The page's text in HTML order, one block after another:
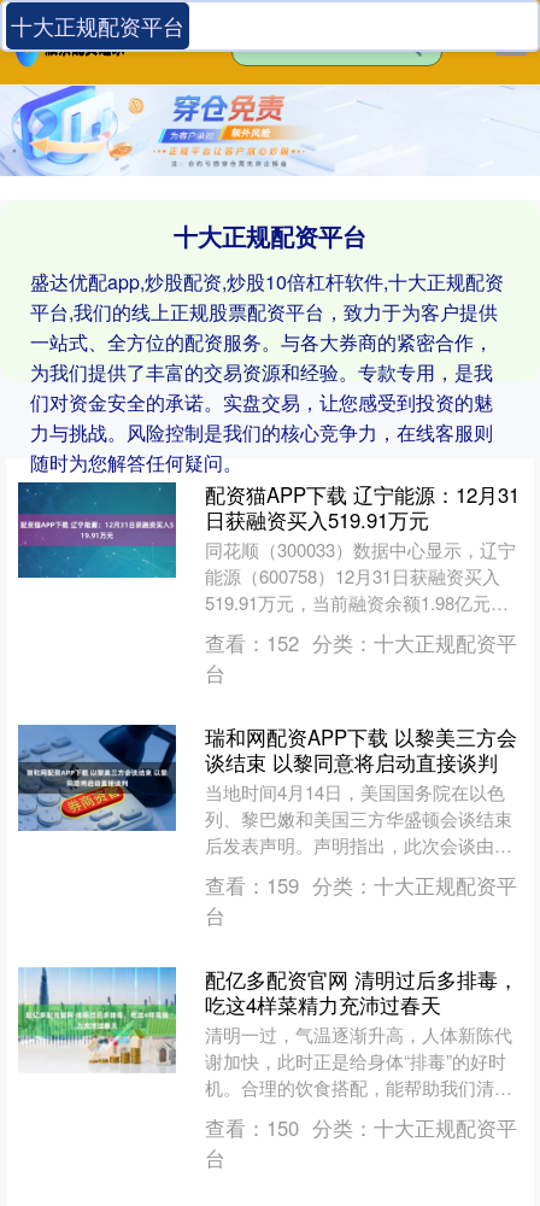
十大正规配资平台
盛达优配app,炒股配资,炒股10倍杠杆软件,十大正规配资
平台,我们的线上正规股票配资平台，致力于为客户提供
一站式、全方位的配资服务。与各大券商的紧密合作，
为我们提供了丰富的交易资源和经验。专款专用，是我
们对资金安全的承诺。实盘交易，让您感受到投资的魅
力与挑战。风险控制是我们的核心竞争力，在线客服则
随时为您解答任何疑问。
十大正规配资平台
配资猫APP下载 辽宁能源：12月31
日获融资买入519.91万元
同花顺（300033）数据中心显示，辽宁
能源（600758）12月31日获融资买入
519.91万元，当前融资余额1.98亿元，
占流通市值的4.11%，超过历史9....
查看： 152 分类： 十大正规配资平
台
瑞和网配资APP下载 以黎美三方会
谈结束 以黎同意将启动直接谈判
当地时间4月14日，美国国务院在以色
列、黎巴嫩和美国三方华盛顿会谈结束
后发表声明。声明指出，此次会谈由美
国国务卿鲁比奥主持。与会各方就推动
以色列与黎巴嫩启动直接....
查看： 159 分类： 十大正规配资平
台
配亿多配资官网 清明过后多排毒，
吃这4样菜精力充沛过春天
清明一过，气温逐渐升高，人体新陈代
谢加快，此时正是给身体“排毒”的好时
机。合理的饮食搭配，能帮助我们清除
体内积攒的“垃圾”，让身体更轻盈、精
力更充沛。在众多时令....
查看： 150 分类： 十大正规配资平
台